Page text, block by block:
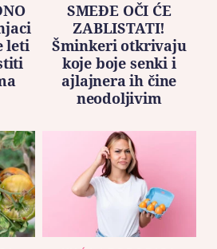
leti
SMEĐE OČI ĆE
ZABLISTATI!
Šminkeri otkrivaju
koje boje senki i
ajlajnera ih čine
neodoljivim